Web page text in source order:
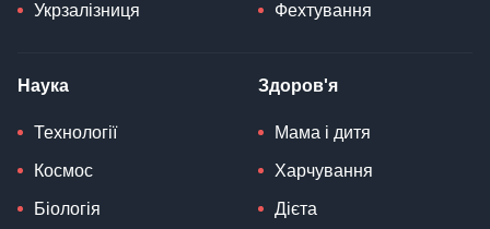
Укрзалізниця Фехтування
Наука
Технології
Космос
Біологія
Здоров'я
Мама і дитя
Харчування
Дієта